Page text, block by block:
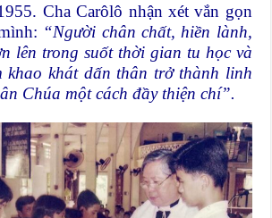
Cha Carôlô nhận xét vắn gọn
“Người chân chất, hiền lành,
lên trong suốt thời gian tu học và
khao khát dấn thân trở thành linh
Chúa một cách đầy thiện chí”.